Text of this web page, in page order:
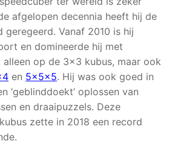
afgelopen decennia heeft hij de
geregeerd. Vanaf 2010 is hij
en domineerde hij met
op de 3×3 kubus, maar ook
en 5x5x5. Hij was ook goed in
‘geblinddoekt’ oplossen van
en draaipuzzels. Deze
zette in 2018 een record